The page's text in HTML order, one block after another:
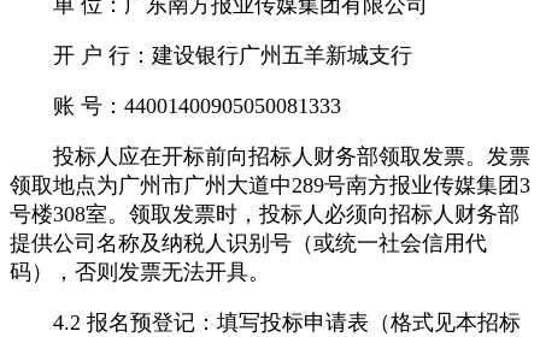
开 户 行：建设银行广州五羊新城支行
账 号：44001400905050081333
投标人应在开标前向招标人财务部领取发票。发票
领取地点为广州市广州大道中289号南方报业传媒集团3
号楼308室。领取发票时，投标人必须向招标人财务部
提供公司名称及纳税人识别号（或统一社会信用代
码），否则发票无法开具。
4.2 报名预登记：填写投标申请表（格式见本招标